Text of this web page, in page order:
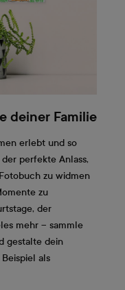
deiner Familie
erlebt und so
perfekte Anlass,
zu widmen
zu
der
mehr – sammle
gestalte dein
als